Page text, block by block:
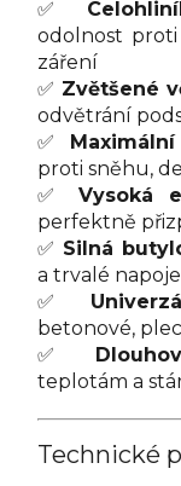
✅
odolnost
záření
✅ Zvětšené
odvětrání
✅
proti sněhu,
✅
Vysoká
perfektně
✅ Silná
a trvalé
✅
betonové,
✅
teplotám a
Technické